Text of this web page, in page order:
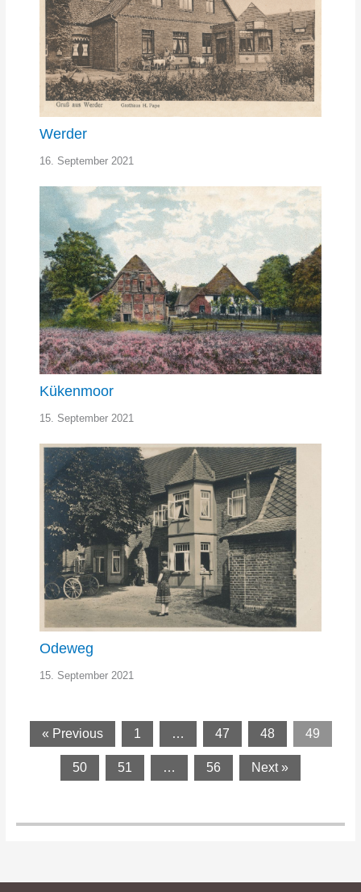
Werder
16. September 2021
Kükenmoor
15. September 2021
Odeweg
15. September 2021
« Previous 1 … 47 48 49
50 51 … 56 Next »